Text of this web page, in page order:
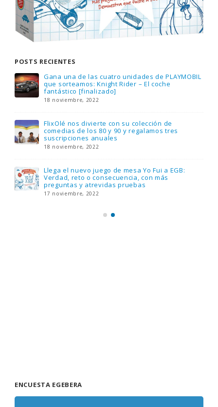
POSTS RECIENTES
Gana una de las cuatro unidades de PLAYMOBIL
que sorteamos: Knight Rider – El coche
fantástico [finalizado]
18 noviembre, 2022
FlixOlé nos divierte con su colección de
comedias de los 80 y 90 y regalamos tres
suscripciones anuales
18 noviembre, 2022
Llega el nuevo juego de mesa Yo Fui a EGB:
Verdad, reto o consecuencia, con más
preguntas y atrevidas pruebas
17 noviembre, 2022
ENCUESTA EGEBERA